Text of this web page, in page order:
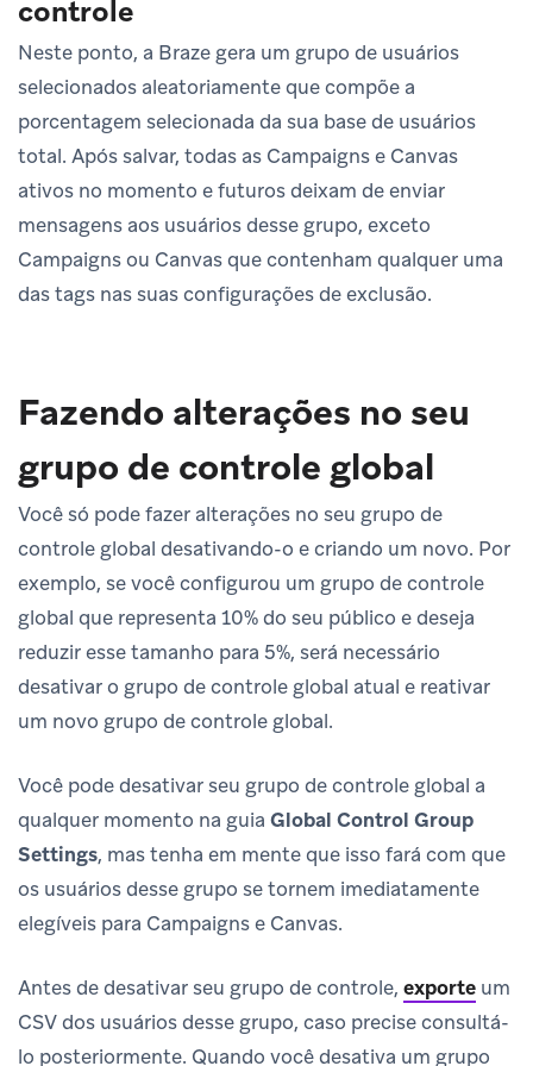
controle
Neste ponto, a Braze gera um grupo de usuários
selecionados aleatoriamente que compõe a
porcentagem selecionada da sua base de usuários
total. Após salvar, todas as Campaigns e Canvas
ativos no momento e futuros deixam de enviar
mensagens aos usuários desse grupo, exceto
Campaigns ou Canvas que contenham qualquer uma
das tags nas suas configurações de exclusão.
Fazendo alterações no seu
grupo de controle global
Você só pode fazer alterações no seu grupo de
controle global desativando-o e criando um novo. Por
exemplo, se você configurou um grupo de controle
global que representa 10% do seu público e deseja
reduzir esse tamanho para 5%, será necessário
desativar o grupo de controle global atual e reativar
um novo grupo de controle global.
Você pode desativar seu grupo de controle global a
qualquer momento na guia Global Control Group
Settings, mas tenha em mente que isso fará com que
os usuários desse grupo se tornem imediatamente
elegíveis para Campaigns e Canvas.
Antes de desativar seu grupo de controle, exporte um
CSV dos usuários desse grupo, caso precise consultá-
lo posteriormente. Quando você desativa um grupo